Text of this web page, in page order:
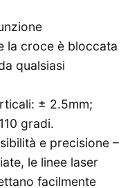
la croce è bloccata
qualsiasi
± 2.5mm;
gradi.
e precisione –
le linee laser
facilmente